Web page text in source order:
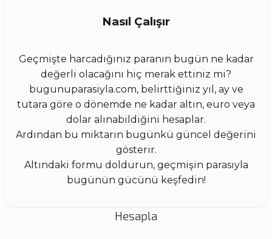
Nasıl Çalışır
Geçmişte harcadığınız paranın bugün ne kadar
değerli olacağını hiç merak ettiniz mi?
bugunuparasiyla.com, belirttiğiniz yıl, ay ve
tutara göre o dönemde ne kadar altın, euro veya
dolar alınabildiğini hesaplar.
Ardından bu miktarın bugünkü güncel değerini
gösterir.
Altındaki formu doldurun, geçmişin parasıyla
bugünün gücünü keşfedin!
Hesapla